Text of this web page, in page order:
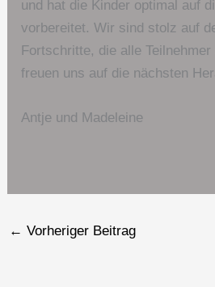
und hat die Kinder optimal auf
vorbereitet. Wir sind stolz auf
Fortschritte, die alle
freuen uns auf die nächsten
Antje und Madeleine
← Vorheriger Beitrag